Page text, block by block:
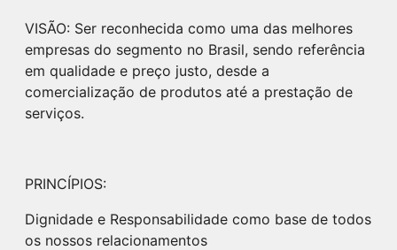
VISÃO: Ser reconhecida como uma das melhores
empresas do segmento no Brasil, sendo referência
em qualidade e preço justo, desde a
comercialização de produtos até a prestação de
serviços.
PRINCÍPIOS:
Dignidade e Responsabilidade como base de todos
os nossos relacionamentos